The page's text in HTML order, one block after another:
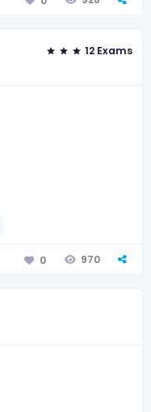
12 Exams
0 970